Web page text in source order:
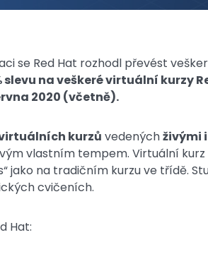
se Red Hat rozhodl převést
slevu na veškeré virtuální kurzy
2020 (včetně).
kurzů vedenýchživými
vlastním tempem. Virtuální
jako na tradičním kurzu ve třídě.
cvičeních.
Hat: